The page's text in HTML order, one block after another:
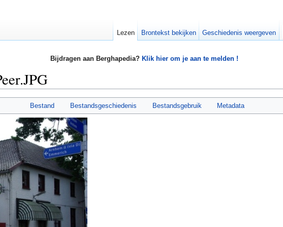
Bijdragen aan Berghapedia? Klik hier om je aan te melden !
Bestand Bestandsgeschiedenis Bestandsgebruik Metadata
Lezen Brontekst bekijken Geschiedenis weergeven